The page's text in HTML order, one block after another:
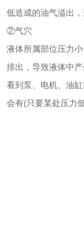
低造成的油气溢出
②气穴
液体所属部位压力
排出，导致液体中
看到泵、电机、油
会有(只要某处压力